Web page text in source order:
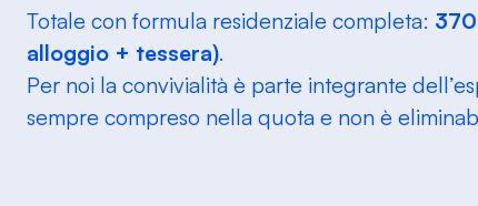
Totale con formula residenziale completa:
alloggio + tessera).
Per noi la convivialità è parte integrante
sempre compreso nella quota e non è